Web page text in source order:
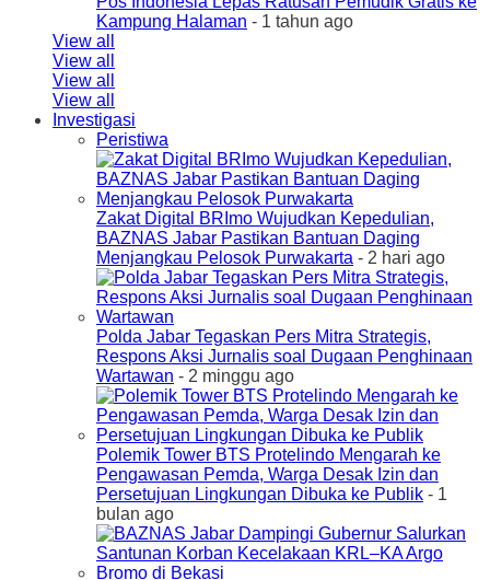
Kampung Halaman - 1 tahun ago
View all
View all
View all
View all
Investigasi
Peristiwa
Zakat Digital BRImo Wujudkan Kepedulian,
BAZNAS Jabar Pastikan Bantuan Daging
Menjangkau Pelosok Purwakarta - 2 hari ago
Polda Jabar Tegaskan Pers Mitra Strategis,
Respons Aksi Jurnalis soal Dugaan Penghinaan
Wartawan - 2 minggu ago
Polemik Tower BTS Protelindo Mengarah ke
Pengawasan Pemda, Warga Desak Izin dan
Persetujuan Lingkungan Dibuka ke Publik - 1
bulan ago